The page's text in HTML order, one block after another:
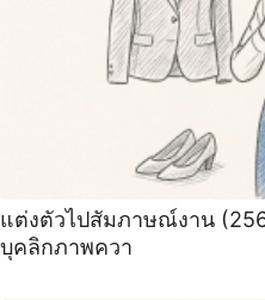
แต่งตัวไปสัมภาษณ์งาน
บุคลิกภาพควา